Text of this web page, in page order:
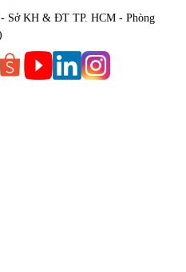
- Sở KH & ĐT TP. HCM - Phòng